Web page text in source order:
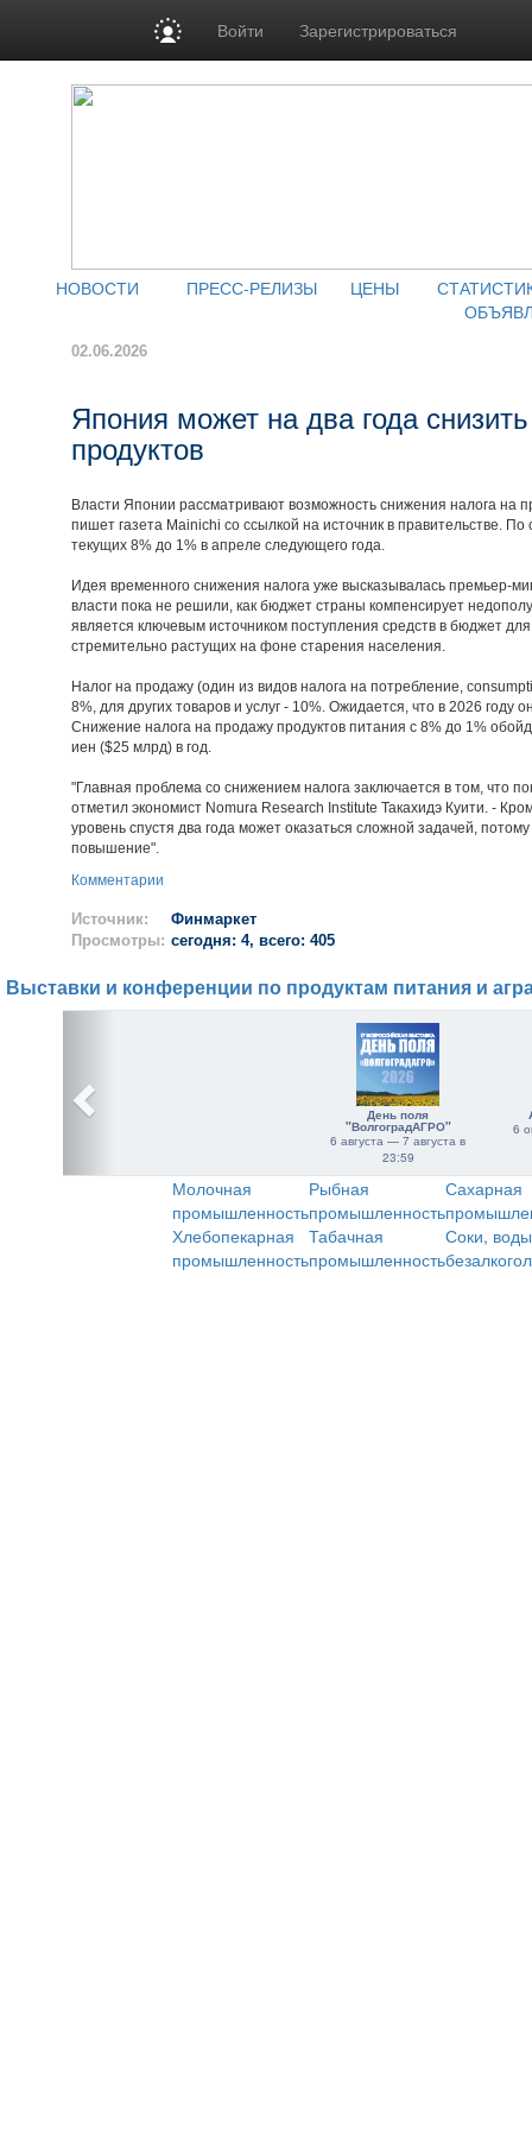
Войти Зарегистрироваться
НОВОСТИ ПРЕСС-РЕЛИЗЫ ЦЕНЫ
02.06.2026
Япония может на два года
продуктов
Власти Японии рассматривают возможность снижения налога на
пишет газета Mainichi со ссылкой на источник в правительстве.
текущих 8% до 1% в апреле следующего года.
Идея временного снижения налога уже высказывалась премьер-
власти пока не решили, как бюджет страны компенсирует
является ключевым источником поступления средств в бюджет
стремительно растущих на фоне старения населения.
Налог на продажу (один из видов налога на потребление,
8%, для других товаров и услуг - 10%. Ожидается, что в 2026 году
Снижение налога на продажу продуктов питания с 8% до 1%
иен ($25 млрд) в год.
"Главная проблема со снижением налога заключается в том, что
отметил экономист Nomura Research Institute Такахидэ Куити. -
уровень спустя два года может оказаться сложной задачей,
повышение".
Комментарии
Источник:
Финмаркет
Просмотры: сегодня: 4, всего: 405
Выставки и конференции по продуктам питания и
День поля
"ВолгоградАГРО"
6 августа — 7 августа в
23:59
6
Молочная
промышленность
Рыбная
промышленность
Сахарная
Хлебопекарная
промышленность
Табачная
промышленность
Соки,